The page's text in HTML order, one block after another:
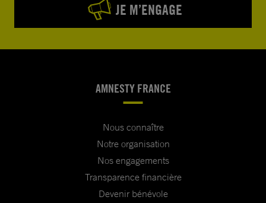
JE M’ENGAGE
AMNESTY FRANCE
Nous connaître
Notre organisation
Nos engagements
Transparence financière
Devenir bénévole